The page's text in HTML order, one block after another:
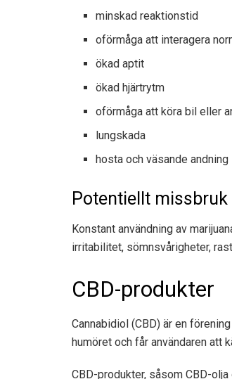
minskad reaktionstid
oförmåga att interagera
ökad aptit
ökad hjärtrytm
oförmåga att köra bil eller
lungskada
hosta och väsande andning
Potentiellt missbruk
Konstant användning av
irritabilitet, sömnsvårigheter,
CBD-produkter
Cannabidiol (CBD) är en
humöret och får användaren att
CBD-produkter, såsom CBD-